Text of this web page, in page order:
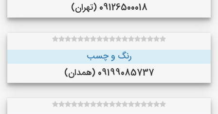
09126500018 (تهران)
رنگ و چسب
09199085737 (همدان)